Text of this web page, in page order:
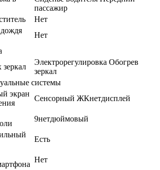
пассажир
Нет
Нет
Электрорегулировка Обогрев
зеркал
системы
экран
Сенсорный ЖКнетдисплей
9нетдюймовый
Есть
Нет